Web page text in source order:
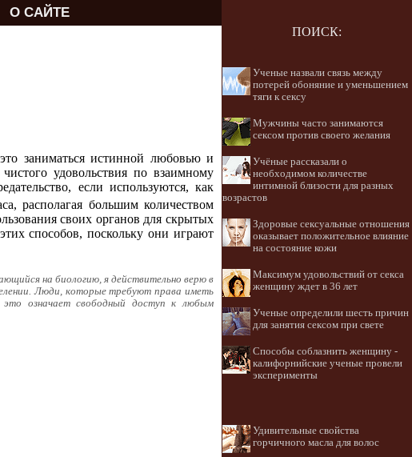
О САЙТЕ
заниматься истинной любовью и
удовольствия по взаимному
если используются, как
располагая большим количеством
своих органов для скрытых
способов, поскольку они играют
на биологию, я действительно верю в
Люди, которые требуют права иметь
означает свободный доступ к любым
ПОИСК:
Ученые назвали связь между
потерей обоняние и уменьшением
тяги к сексу
Мужчины часто занимаются
сексом против своего желания
Учёные рассказали о
необходимом количестве
интимной близости для разных
возрастов
Здоровые сексуальные отношения
оказывает положительное влияние
на состояние кожи
Максимум удовольствий от секса
женщину ждет в 36 лет
Ученые определили шесть причин
для занятия сексом при свете
Способы соблазнить женщину -
калифорнийские ученые провели
эксперименты
Удивительные свойства
горчичного масла для волос